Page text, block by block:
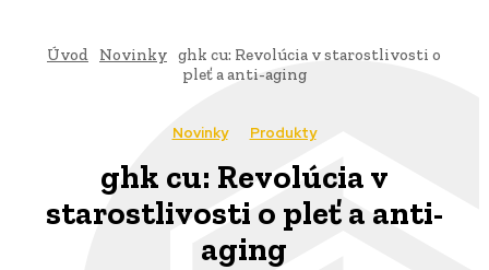
Úvod Novinky ghk cu: Revolúcia v starostlivosti o
pleť a anti-aging
Novinky Produkty
ghk cu: Revolúcia v
starostlivosti o pleť a anti-
aging